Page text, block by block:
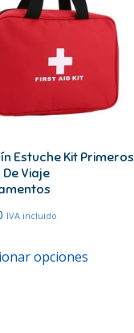
Estuche Kit Primeros
Viaje
IVA incluido
opciones